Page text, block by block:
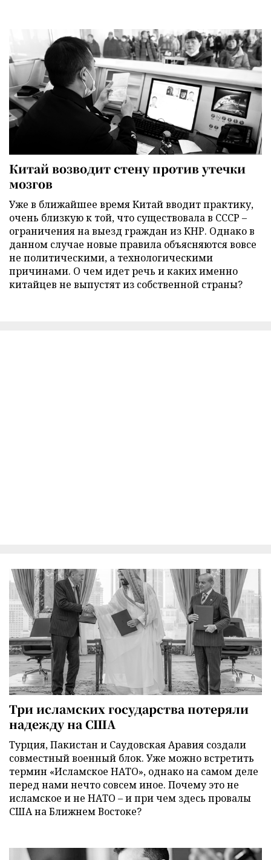
Китай возводит стену против утечки
мозгов
Уже в ближайшее время Китай вводит практику,
очень близкую к той, что существовала в СССР –
ограничения на выезд граждан из КНР. Однако в
данном случае новые правила объясняются вовсе
не политическими, а технологическими
причинами. О чем идет речь и каких именно
китайцев не выпустят из собственной страны?
Три исламских государства потеряли
надежду на США
Турция, Пакистан и Саудовская Аравия создали
совместный военный блок. Уже можно встретить
термин «Исламское НАТО», однако на самом деле
перед нами нечто совсем иное. Почему это не
исламское и не НАТО – и при чем здесь провалы
США на Ближнем Востоке?